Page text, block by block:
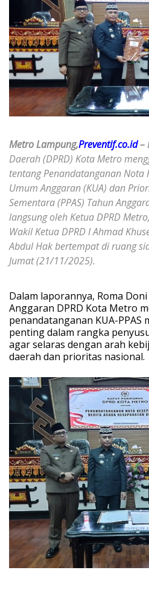
Metro Lampung,Preventif.co.id–
Daerah (DPRD) Kota Metro
tentang Penandatanganan Nota
Umum Anggaran (KUA) dan
Sementara (PPAS) Tahun
langsung oleh Ketua DPRD
Wakil Ketua DPRD I Ahmad
Abdul Hak bertempat di ruang
Jumat (21/11/2025).
‎Dalam laporannya, Roma
Anggaran DPRD Kota Metro
penandatanganan KUA-PPAS
penting dalam rangka
agar selaras dengan arah
daerah dan prioritas nasional.